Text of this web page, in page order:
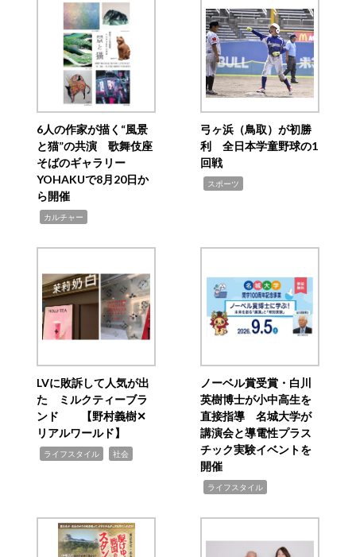
6人の作家が描く“風景
と猫”の共演 歌舞伎座
そばのギャラリー
YOHAKUで8月20日か
ら開催
カルチャー
弓ヶ浜（鳥取）が初勝
利 全日本学童野球の1
回戦
スポーツ
LVに敗訴して人気が出
た ミルクティーブラ
ンド 【野村義樹✕
リアルワールド】
ライフスタイル 社会
ノーベル賞受賞・白川
英樹博士が小中高生を
直接指導 名城大学が
講演会と導電性プラス
チック実験イベントを
開催
ライフスタイル